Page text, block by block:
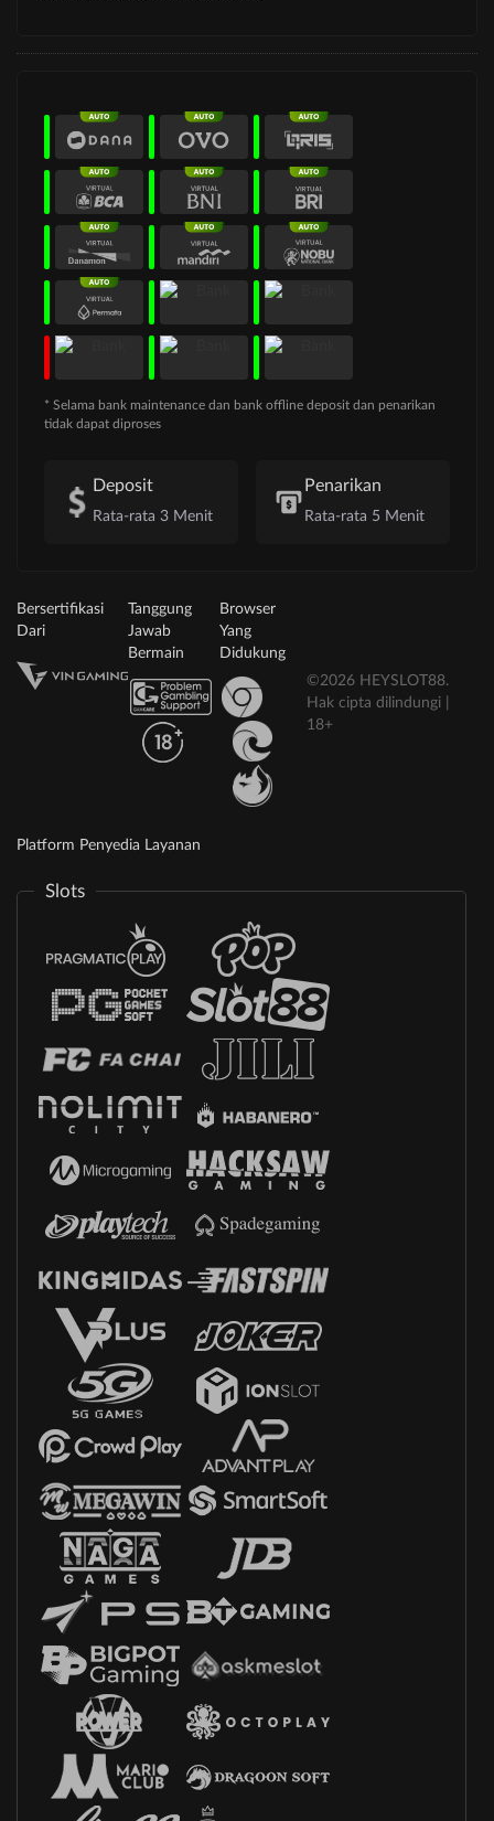
* Selama bank maintenance dan bank offline deposit dan penarikan
tidak dapat diproses
Deposit
Rata-rata 3 Menit
Penarikan
Rata-rata 5 Menit
Bersertifikasi
Dari
Tanggung
Jawab
Bermain
Browser
Yang
Didukung
©2026 HEYSLOT88.
Hak cipta dilindungi |
18+
Platform Penyedia Layanan
Slots